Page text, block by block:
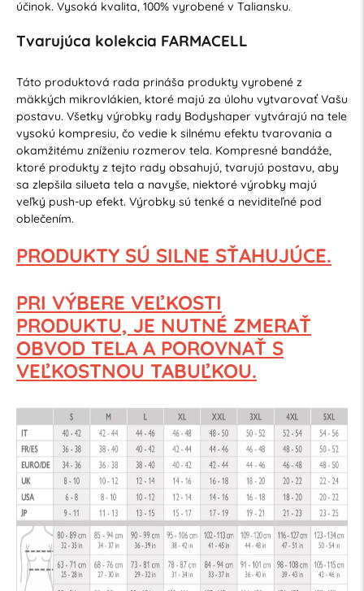
účinok. Vysoká kvalita, 100% vyrobené v Taliansku.
Tvarujúca kolekcia FARMACELL
Táto produktová rada prináša produkty vyrobené z
mäkkých mikrovlákien, ktoré majú za úlohu vytvarovať Vašu
postavu. Všetky výrobky rady Bodyshaper vytvárajú na tele
vysokú kompresiu, čo vedie k silnému efektu tvarovania a
okamžitému zníženiu rozmerov tela. Kompresné bandáže,
ktoré produkty z tejto rady obsahujú, tvarujú postavu, aby
sa zlepšila silueta tela a navyše, niektoré výrobky majú
veľký push-up efekt. Výrobky sú tenké a neviditeľné pod
oblečením.
PRODUKTY SÚ SILNE SŤAHUJÚCE.
PRI VÝBERE VEĽKOSTI
PRODUKTU, JE NUTNÉ ZMERAŤ
OBVOD TELA A POROVNAŤ S
VEĽKOSTNOU TABUĽKOU.